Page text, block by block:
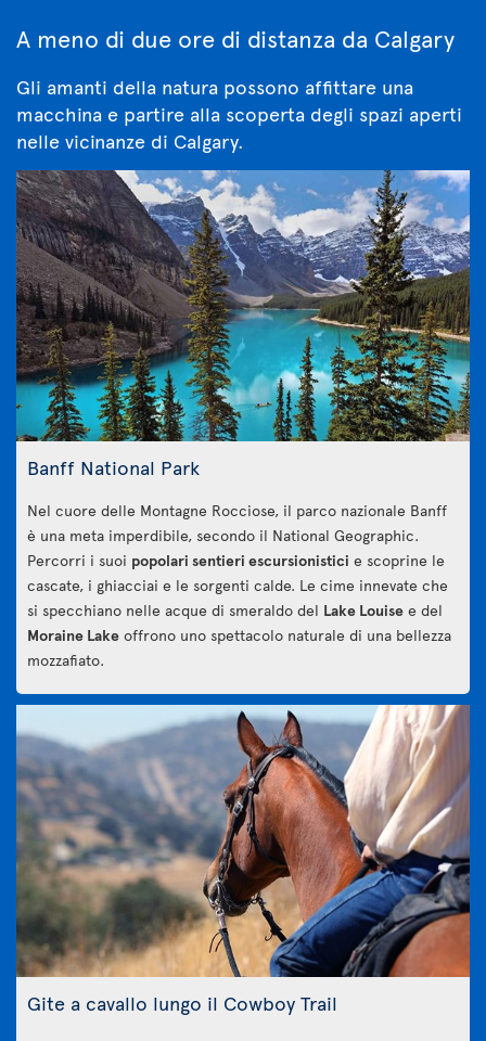
A meno di due ore di distanza da Calgary
Gli amanti della natura possono affittare una
macchina e partire alla scoperta degli spazi aperti
nelle vicinanze di Calgary.
Banff National Park
Nel cuore delle Montagne Rocciose, il parco nazionale Banff
è una meta imperdibile, secondo il National Geographic.
Percorri i suoi popolari sentieri escursionistici e scoprine le
cascate, i ghiacciai e le sorgenti calde. Le cime innevate che
si specchiano nelle acque di smeraldo del Lake Louise e del
Moraine Lake offrono uno spettacolo naturale di una bellezza
mozzafiato.
Gite a cavallo lungo il Cowboy Trail